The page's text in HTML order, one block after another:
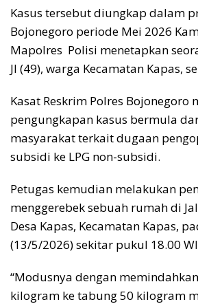
Kasus tersebut diungkap dalam
Bojonegoro periode Mei 2026
Mapolres Polisi menetapkan
JI (49), warga Kecamatan Kapas,
Kasat Reskrim Polres Bojonegoro
pengungkapan kasus bermula
masyarakat terkait dugaan
subsidi ke LPG non-subsidi.
Petugas kemudian melakukan
menggerebek sebuah rumah di
Desa Kapas, Kecamatan Kapas,
(13/5/2026) sekitar pukul 18.00
“Modusnya dengan memindahkan
kilogram ke tabung 50 kilogram